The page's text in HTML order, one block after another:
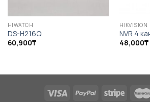
HIWATCH
DS-H216Q
60,900₸
HIKVISION
NVR 4
48,000₸